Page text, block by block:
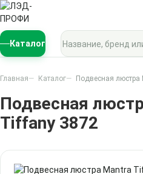
Каталог
Поиск по каталогу
Главная Каталог Подвесная
Подвесная
Tiffany 3872